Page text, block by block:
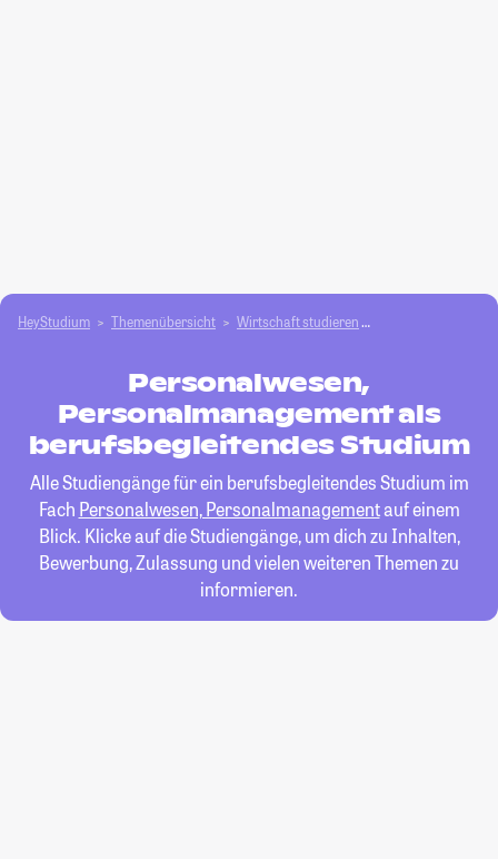
HeyStudium Themenübersicht Wirtschaft studieren
Personalwesen,
Personalmanagement als
berufsbegleitendes Studium
Alle Studiengänge für ein berufsbegleitendes Studium im
Fach Personalwesen, Personalmanagementauf einem
Blick. Klicke auf die Studiengänge, um dich zu Inhalten,
Bewerbung, Zulassung und vielen weiteren Themen zu
informieren.